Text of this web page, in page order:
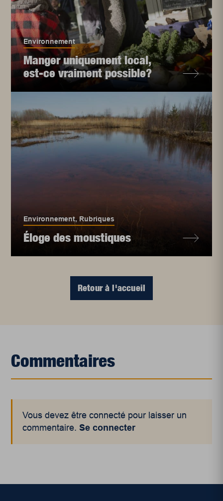
Environnement
Manger uniquement local,
est-ce vraiment possible?
Environnement,Rubriques
Éloge des moustiques
Retour à l'accueil
Commentaires
Vous devez être connecté pour laisser un
commentaire.Se connecter